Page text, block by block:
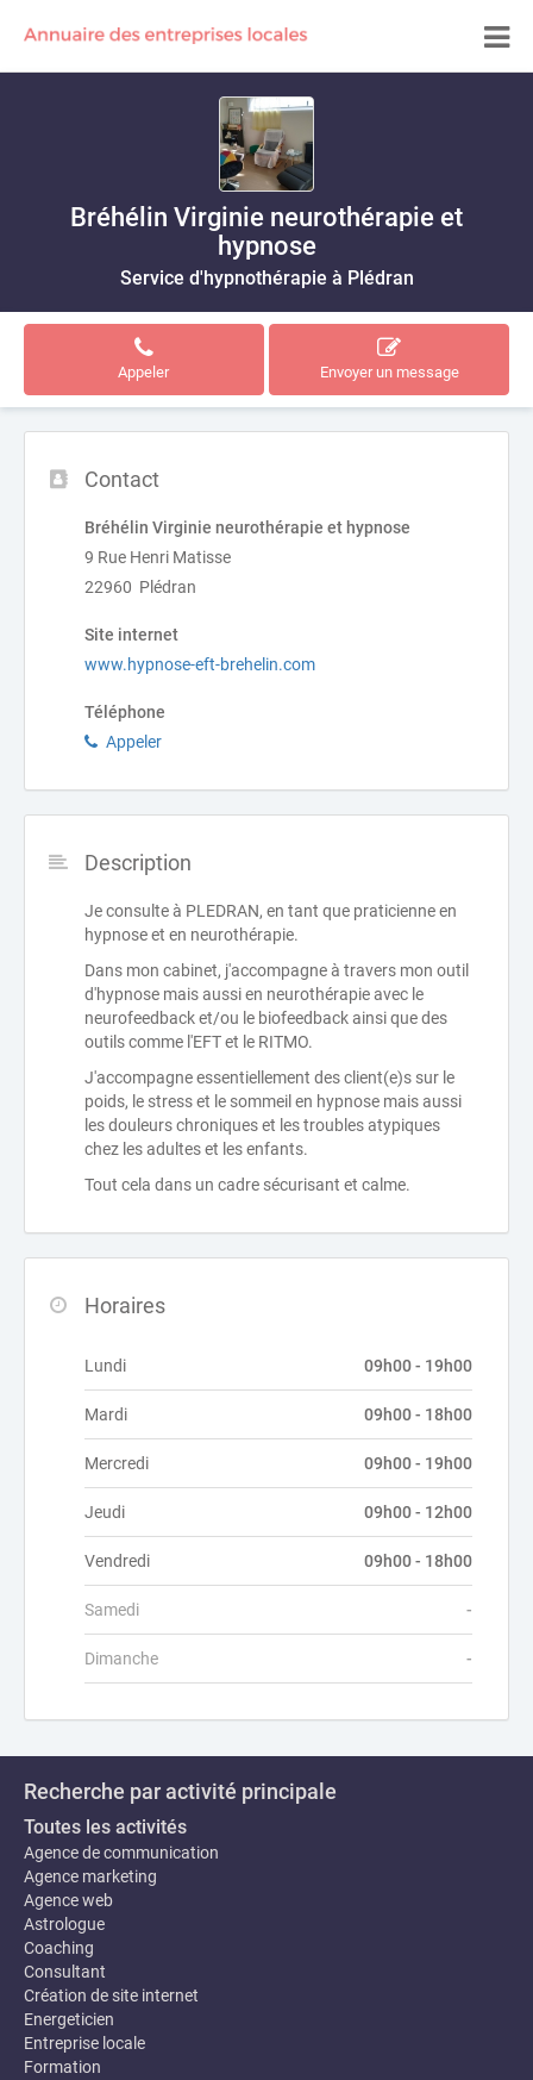
Bréhélin Virginie neurothérapie et
hypnose
Service d'hypnothérapie à Plédran
Appeler Envoyer un message
Contact
Bréhélin Virginie neurothérapie et hypnose
9 Rue Henri Matisse
22960 Plédran
Site internet
www.hypnose-eft-brehelin.com
Téléphone
Appeler
Description
Je consulte à PLEDRAN, en tant que praticienne en
hypnose et en neurothérapie.
Dans mon cabinet, j'accompagne à travers mon outil
d'hypnose mais aussi en neurothérapie avec le
neurofeedback et/ou le biofeedback ainsi que des
outils comme l'EFT et le RITMO.
J'accompagne essentiellement des client(e)s sur le
poids, le stress et le sommeil en hypnose mais aussi
les douleurs chroniques et les troubles atypiques
chez les adultes et les enfants.
Tout cela dans un cadre sécurisant et calme.
Horaires
Lundi 09h00 - 19h00
Mardi 09h00 - 18h00
Mercredi 09h00 - 19h00
Jeudi 09h00 - 12h00
Vendredi 09h00 - 18h00
Samedi -
Dimanche -
Recherche par activité principale
Toutes les activités
Agence de communication
Agence marketing
Agence web
Astrologue
Coaching
Consultant
Création de site internet
Energeticien
Entreprise locale
Formation